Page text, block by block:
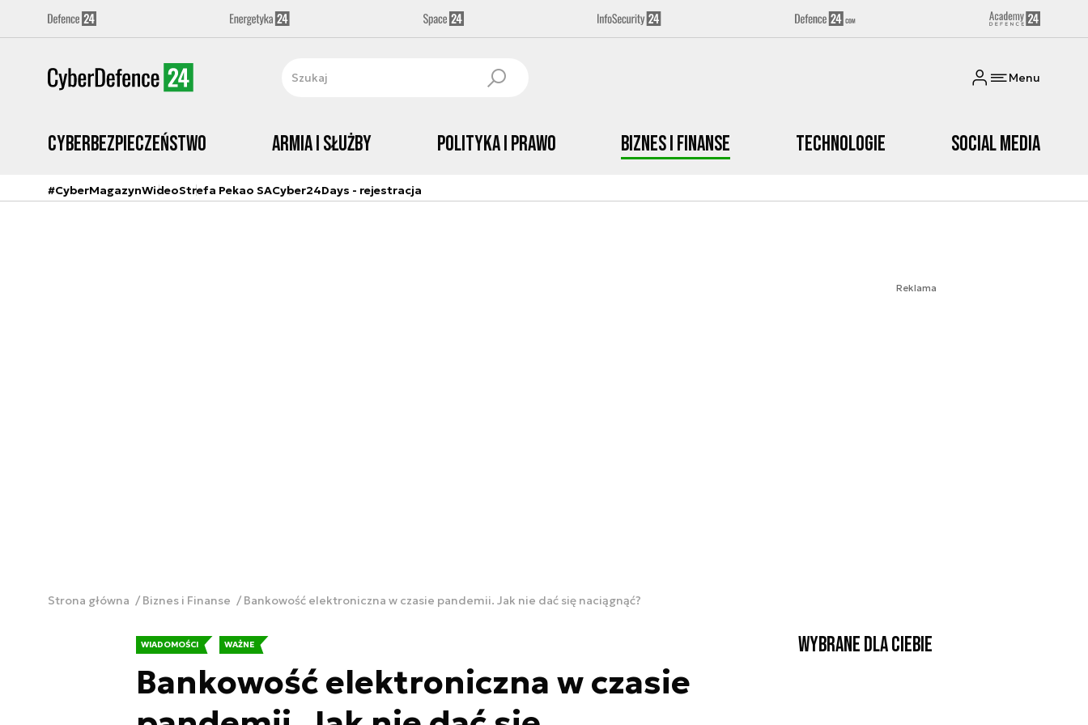
Menu
Cyberbezpieczeństwo Armia i Służby Polityka i prawo Biznes i Finanse Technologie Social media
#CyberMagazynWideoStrefa Pekao SACyber24Days - rejestracja
Reklama
Strona główna Biznes i Finanse Bankowość elektroniczna w czasie pandemii. Jak nie dać się naciągnąć?
WIADOMOŚCI WAŻNE
Bankowość elektroniczna w czasie
Wybrane dla Ciebie